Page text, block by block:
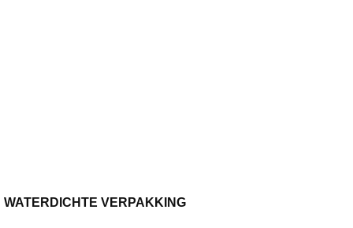
VERPAKKING